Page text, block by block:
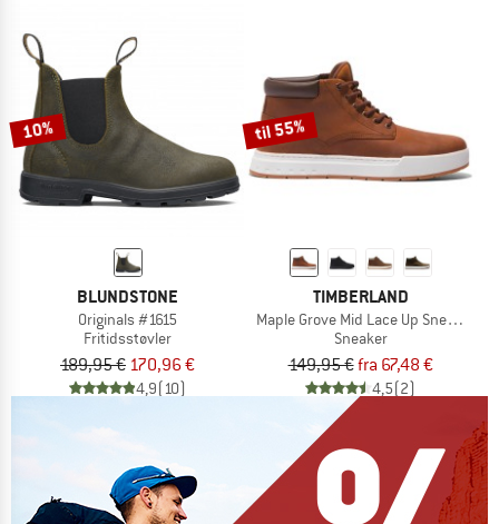
10%
BLUNDSTONE
Originals #1615
Fritidsstøvler
189,95 € 170,96 €
4,9(10)
til 55%
TIMBERLAND
Maple Grove Mid Lace Up Sneaker
Sneaker
149,95 €fra 67,48 €
4,5(2)